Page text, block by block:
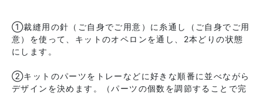
①裁縫用の針（ご自身でご用意）に糸通し（ご自身でご用
意）を使って、キットのオペロンを通し、2本どりの状態
にします。
②キットのパーツをトレーなどに好きな順番に並べながら
デザインを決めます。（パーツの個数を調節することで完